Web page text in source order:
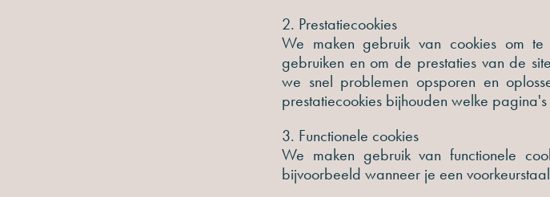
2. Prestatiecookies
We maken gebruik van cookies om
gebruiken en om de prestaties van de
we snel problemen opsporen en
prestatiecookies bijhouden welke
3. Functionele cookies
We maken gebruik van functionele
bijvoorbeeld wanneer je een